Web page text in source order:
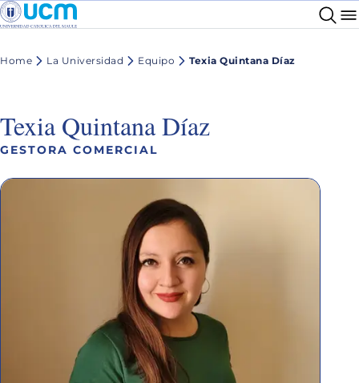
Home La Universidad Equipo Texia Quintana Díaz
Texia Quintana Díaz
GESTORA COMERCIAL